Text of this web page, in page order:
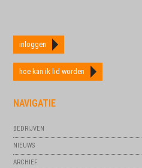
inloggen
hoe kan ik lid worden
NAVIGATIE
BEDRIJVEN
NIEUWS
ARCHIEF